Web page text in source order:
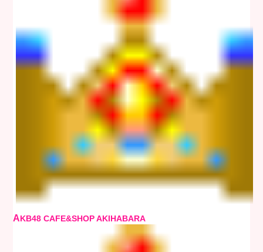
AKB48 CAFE&SHOP AKIHABARA